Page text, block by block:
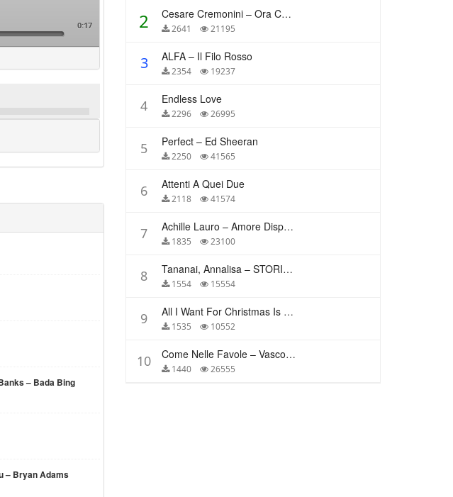
0:17
– Bada Bing
– Bryan Adams
2 Cesare Cremonini – Ora Che Non Ho Più Te
2641 21195
3 ALFA – Il Filo Rosso
2354 19237
4 Endless Love
2296 26995
5 Perfect – Ed Sheeran
2250 41565
6 Attenti A Quei Due
2118 41574
7 Achille Lauro – Amore Disperato
1835 23100
8 Tananai, Annalisa – STORIE BREVI
1554 15554
9 All I Want For Christmas Is You – Mariah Carey
1535 10552
10 Come Nelle Favole – Vasco Rossi
1440 26555